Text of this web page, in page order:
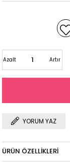
Artır
Azalt
YORUM YAZ
ÜRÜN ÖZELLIKLERI